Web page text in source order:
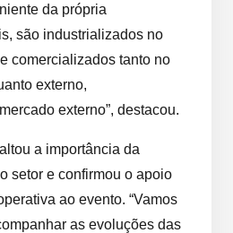
da própria
são industrializados no
comercializados tanto no
externo,
externo”, destacou.
a importância da
setor e confirmou o apoio
ao evento. “Vamos
as evoluções das